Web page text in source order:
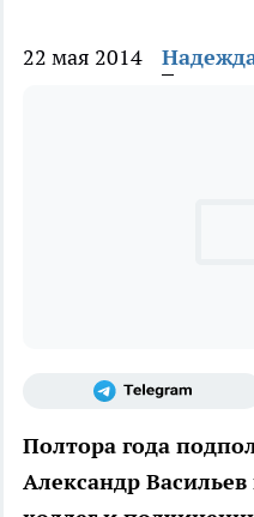
22 мая 2014
Полтора года
Александр